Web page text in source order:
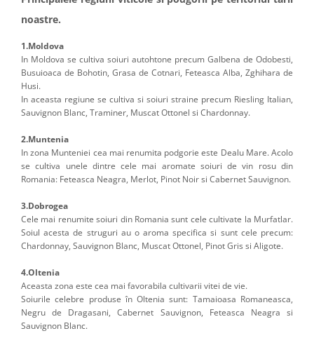
noastre.
1.Moldova
In Moldova se cultiva soiuri autohtone precum Galbena de Odobesti,
Busuioaca de Bohotin, Grasa de Cotnari, Feteasca Alba, Zghihara de
Husi.
In aceasta regiune se cultiva si soiuri straine precum Riesling Italian,
Sauvignon Blanc, Traminer, Muscat Ottonel si Chardonnay.
2.Muntenia
In zona Munteniei cea mai renumita podgorie este Dealu Mare. Acolo
se cultiva unele dintre cele mai aromate soiuri de vin rosu din
Romania: Feteasca Neagra, Merlot, Pinot Noir si Cabernet Sauvignon.
3.Dobrogea
Cele mai renumite soiuri din Romania sunt cele cultivate la Murfatlar.
Soiul acesta de struguri au o aroma specifica si sunt cele precum:
Chardonnay, Sauvignon Blanc, Muscat Ottonel, Pinot Gris si Aligote.
4.Oltenia
Aceasta zona este cea mai favorabila cultivarii vitei de vie.
Soiurile celebre produse în Oltenia sunt: Tamaioasa Romaneasca,
Negru de Dragasani, Cabernet Sauvignon, Feteasca Neagra si
Sauvignon Blanc.